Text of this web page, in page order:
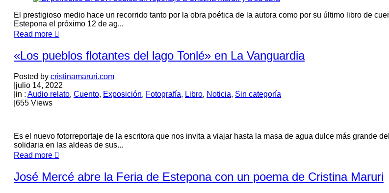
El prestigioso medio hace un recorrido tanto por la obra poética de la autora como por su último libro de
Estepona el próximo 12 de ag...
Read more
«Los pueblos flotantes del lago Tonlé» en La Vanguardia
Posted by cristinamaruri.com
julio 14, 2022
in : Audio relato, Cuento, Exposición, Fotografía, Libro, Noticia, Sin categoría
655 Views
Es el nuevo fotorreportaje de la escritora que nos invita a viajar hasta la masa de agua dulce más grande
solidaria en las aldeas de sus...
Read more
José Mercé abre la Feria de Estepona con un poema de Cristina Maruri